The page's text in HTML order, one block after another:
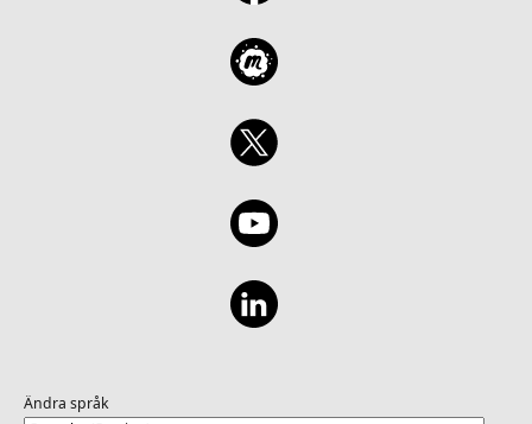
Ändra språk